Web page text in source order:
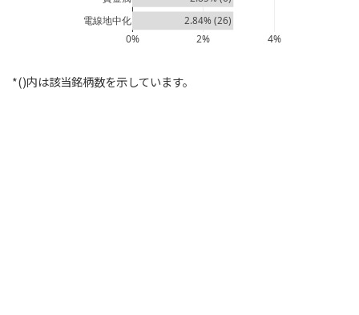
2.84% (26)
0% 2% 4%
電線地中化
*()内は該当銘柄数を示しています。